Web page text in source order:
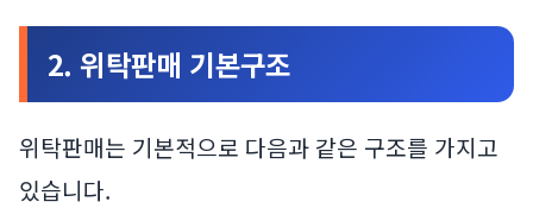
2. 위탁판매 기본구조
위탁판매는 기본적으로 다음과 같은 구조를 가지고
있습니다.